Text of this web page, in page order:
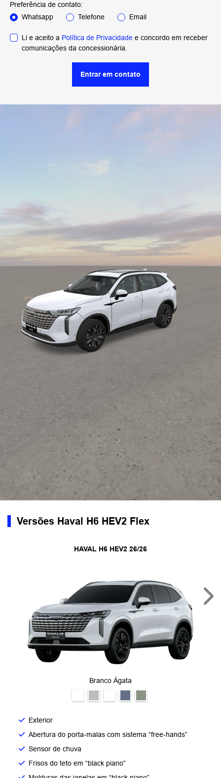
Preferência de contato:
Whatsapp
Telefone Email
Li e aceito a Política de Privacidade e concordo em receber
comunicações da concessionária.
Entrar em contato
Versões Haval H6 HEV2 Flex
HAVAL H6 HEV2 26/26
Branco Ágata
Exterior
Abertura do porta-malas com sistema “free-hands”
Sensor de chuva
Frisos do teto em “black piano”